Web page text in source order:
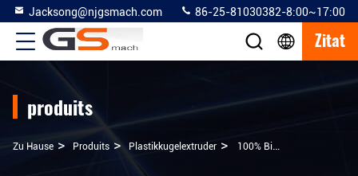
Jacksong@njgsmach.com 86-25-81030382-8:00~17:00
Zitat
produits
Zu Hause > Produits > Plastikkugelextruder > 100% Biologisch Abbaubarer Granulierer-Maisstärke-Maschinen-Doppelschneckenextruder